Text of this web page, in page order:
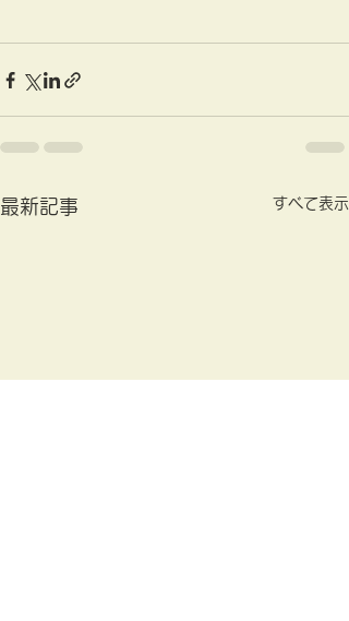
最新記事 すべて表示